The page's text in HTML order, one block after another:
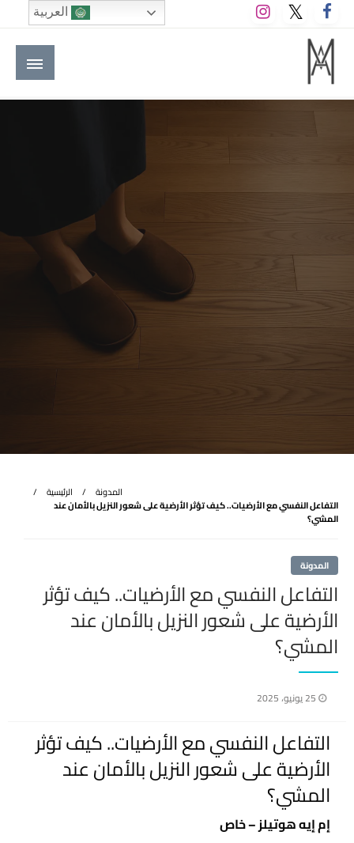
التخطي
إلى
المحتوى
M A hotels | إم ايه هوتيلز
الموقع الأول للعاملين في الفنادق في العالم العربي
الرئيسية
المدونة
التفاعل النفسي مع الأرضيات.. كيف تؤثر الأرضية على شعور النزيل بالأمان عند
المشي؟
المدونة
التفاعل النفسي مع الأرضيات.. كيف تؤثر
الأرضية على شعور النزيل بالأمان عند
المشي؟
نُشر
25 يونيو، 2025
التفاعل النفسي مع الأرضيات.. كيف تؤثر
الأرضية على شعور النزيل بالأمان عند
المشي؟
إم إيه هوتيلز – خاص
العربية